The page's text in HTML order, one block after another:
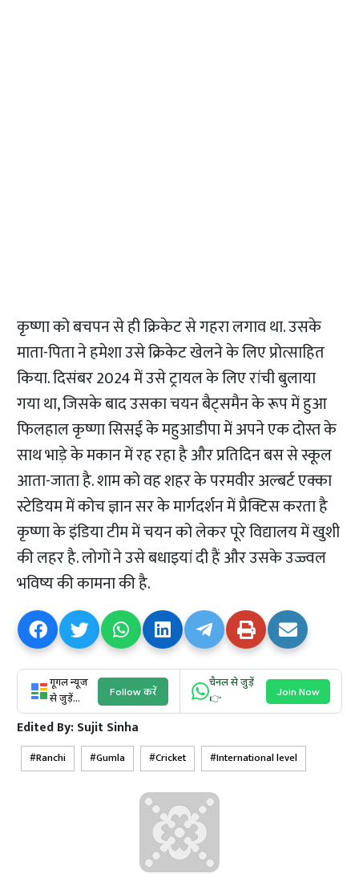
कृष्णा को बचपन से ही क्रिकेट से गहरा लगाव था. उसके
माता-पिता ने हमेशा उसे क्रिकेट खेलने के लिए प्रोत्साहित
किया. दिसंबर 2024 में उसे ट्रायल के लिए रांची बुलाया
गया था, जिसके बाद उसका चयन बैट्समैन के रूप में हुआ
फिलहाल कृष्णा सिसई के महुआडीपा में अपने एक दोस्त के
साथ भाड़े के मकान में रह रहा है और प्रतिदिन बस से स्कूल
आता-जाता है. शाम को वह शहर के परमवीर अल्बर्ट एक्का
स्टेडियम में कोच ज्ञान सर के मार्गदर्शन में प्रैक्टिस करता है
कृष्णा के इंडिया टीम में चयन को लेकर पूरे विद्यालय में खुशी
की लहर है. लोगों ने उसे बधाइयां दी हैं और उसके उज्ज्वल
भविष्य की कामना की है.
गूगल न्यूज
से जुड़ें...
Follow करें
चैनल से जुड़ें
👉
Join Now
Edited By:Sujit Sinha
Ranchi Gumla Cricket International level